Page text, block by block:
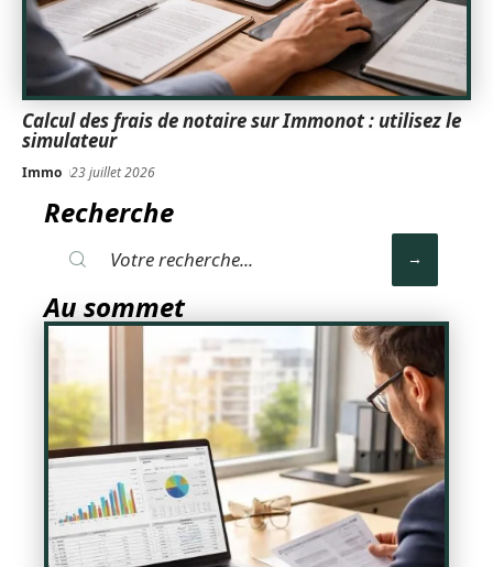
Calcul des frais de notaire sur Immonot : utilisez le
simulateur
Immo 23 juillet 2026
Recherche
Au sommet